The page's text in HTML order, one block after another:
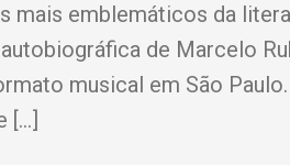
mais emblemáticos da
de Marcelo
musical em São
[…]